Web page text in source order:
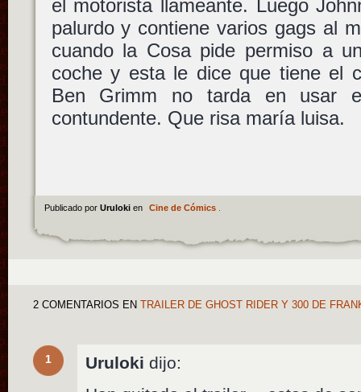
el motorista llameante. Luego
palurdo y contiene varios gags al
cuando la Cosa pide permiso a
coche y esta le dice que tiene el
Ben Grimm no tarda en usar
contundente. Que risa maría luisa.
Publicado por Uruloki en Cine de Cómics.
2 COMENTARIOS EN TRAILER DE GHOST RIDER Y 300 DE
1 Uruloki dijo: